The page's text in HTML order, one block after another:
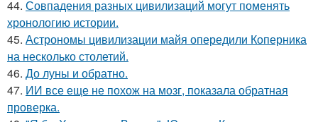
44. Совпадения разных цивилизаций могут поменять
хронологию истории.
45. Астрономы цивилизации майя опередили Коперника
на несколько столетий.
46. До луны и обратно.
47. ИИ все еще не похож на мозг, показала обратная
проверка.